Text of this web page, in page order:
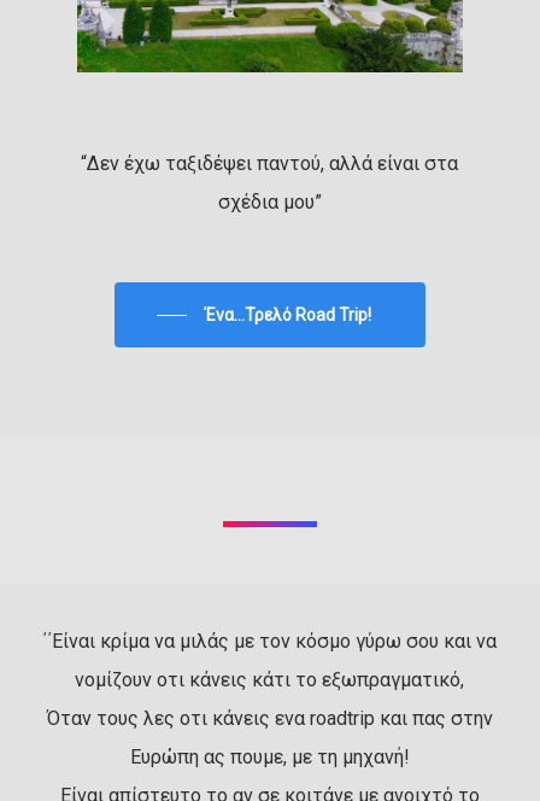
“Δεν έχω ταξιδέψει παντού, αλλά είναι στα
σχέδια μου”
Ένα...Τρελό Road Trip!
΄΄Είναι κρίμα να μιλάς με τον κόσμο γύρω σου και να
νομίζουν οτι κάνεις κάτι το εξωπραγματικό,
Όταν τους λες οτι κάνεις ενα roadtrip και πας στην
Ευρώπη ας πουμε, με τη μηχανή!
Είναι απίστευτο το αν σε κοιτάνε με ανοιχτό το